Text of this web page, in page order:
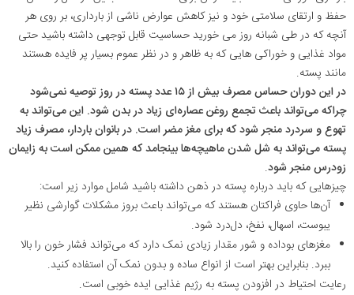
حفظ و ارتقای سلامتی خود و نیز کاهش عوارض ناشی از بارداری، بر روی هر
آنچه که در طی شبانه روز می خورید حساسیت قابل توجهی داشته باشید حتی
مواد غذایی و خوراکی هایی که به ظاهر و در نظر عموم بسیار پر فایده هستند
مانند پسته.
در این دوران حساس مصرف بیش از ۱۵ عدد پسته در روز توصیه نمی‌شود
چراکه می‌تواند باعث تجمع روغن عصاره‌ای زیاد در بدن شود. این می‌تواند به
تهوع و سردرد منجر شود که برای مغز مضر است. در بانوان باردار، مصرف زیاد
پسته می‌تواند به شل شدن ماهیچه‌ها بینجامد که همین ممکن است به زایمان
زودرس منجر شود.
چیزهایی که باید درباره پسته در ذهن داشته باشید شامل موارد زیر است:
آن‌ها حاوی فراکتان هستند که می‌تواند باعث بروز مشکلات گوارشی نظیر
یبوست، اسهال، نفخ، دل‌درد شود.
مغزهای بوداده و شور مقدار زیادی نمک دارد که می‌تواند فشار خون را بالا
ببرد. بنابراین بهتر است از انواع ساده و بدون نمک آن استفاده کنید.
رعایت احتیاط در افزودن پسته به رژیم غذایی ایده خوبی است.